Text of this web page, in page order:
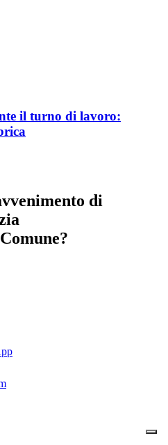
il turno di lavoro:
di